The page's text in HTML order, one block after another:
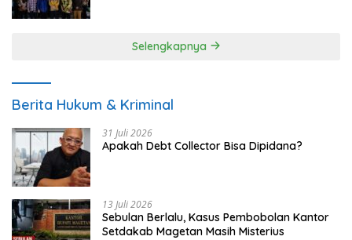
Selengkapnya
Berita Hukum & Kriminal
31 Juli 2026
Apakah Debt Collector Bisa Dipidana?
13 Juli 2026
Sebulan Berlalu, Kasus Pembobolan Kantor
Setdakab Magetan Masih Misterius